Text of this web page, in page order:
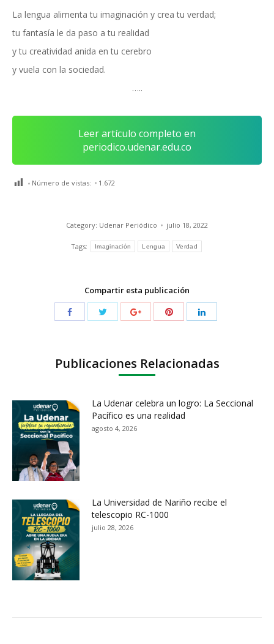
La lengua alimenta tu imaginación y crea tu verdad;
tu fantasía le da paso a tu realidad
y tu creatividad anida en tu cerebro
y vuela con la sociedad.
…..
Leer artículo completo en
periodico.udenar.edu.co
Número de vistas: 1.672
Category: Udenar Periódico julio 18, 2022
Tags: Imaginación Lengua Verdad
Compartir esta publicación
Publicaciones Relacionadas
La Udenar celebra un logro: La Seccional
Pacífico es una realidad
agosto 4, 2026
La Universidad de Nariño recibe el
telescopio RC-1000
julio 28, 2026